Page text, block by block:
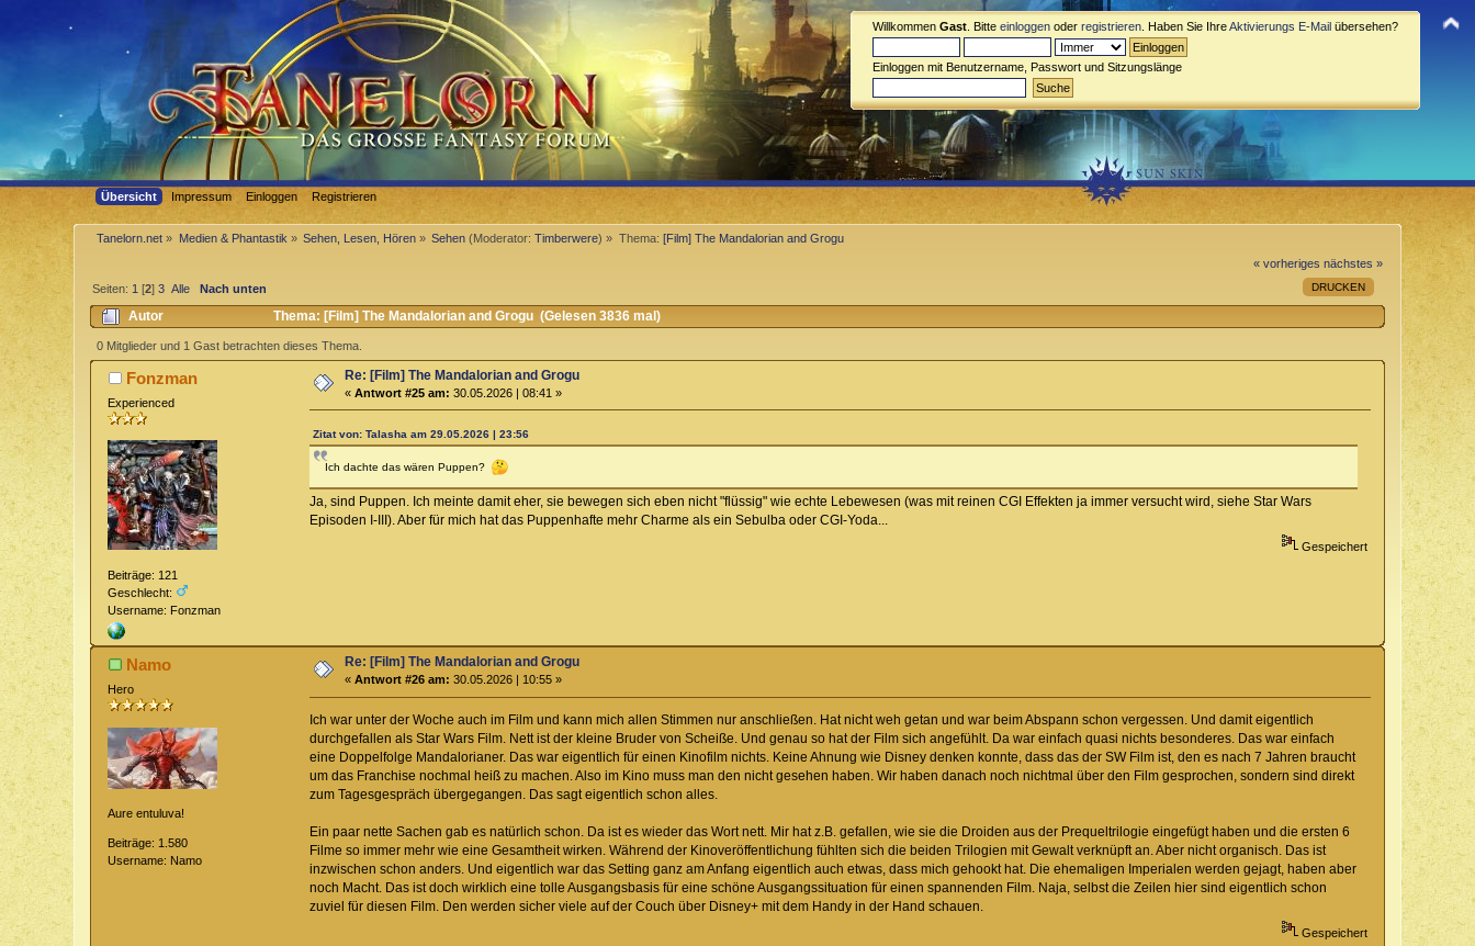
Willkommen Gast . Bitte einloggen oder registrieren . Haben Sie IhreAktivierungs E-Mail übersehen?
Einloggen mit Benutzername, Passwort und Sitzungslänge
Übersicht Impressum Einloggen Registrieren
Tanelorn.net » Medien & Phantastik » Sehen, Lesen, Hören » Sehen (Moderator:Timberwere) » Thema: [Film] The Mandalorian and Grogu
« vorheriges nächstes »
DRUCKEN
Seiten: 1 [2]3 Alle Nach unten
Autor Thema: [Film] The Mandalorian and Grogu (Gelesen 3836 mal)
0 Mitglieder und 1 Gast betrachten dieses Thema.
Fonzman
Experienced
Beiträge: 121
Geschlecht:
Username: Fonzman
Re: [Film] The Mandalorian and Grogu
«Antwort #25 am: 30.05.2026 | 08:41 »
Zitat von: Talasha am 29.05.2026 | 23:56
Ich dachte das wären Puppen?
Ja, sind Puppen. Ich meinte damit eher, sie bewegen sich eben nicht "flüssig" wie echte Lebewesen (was mit reinen CGI Effekten ja immer versucht wird, siehe Star Wars
Episoden I-III). Aber für mich hat das Puppenhafte mehr Charme als ein Sebulba oder CGI-Yoda...
Gespeichert
Namo
Hero
Aure entuluva!
Beiträge: 1.580
Username: Namo
Re: [Film] The Mandalorian and Grogu
«Antwort #26 am: 30.05.2026 | 10:55 »
Ich war unter der Woche auch im Film und kann mich allen Stimmen nur anschließen. Hat nicht weh getan und war beim Abspann schon vergessen. Und damit eigentlich
durchgefallen als Star Wars Film. Nett ist der kleine Bruder von Scheiße. Und genau so hat der Film sich angefühlt. Da war einfach quasi nichts besonderes. Das war einfach
eine Doppelfolge Mandalorianer. Das war eigentlich für einen Kinofilm nichts. Keine Ahnung wie Disney denken konnte, dass das der SW Film ist, den es nach 7 Jahren braucht
um das Franchise nochmal heiß zu machen. Also im Kino muss man den nicht gesehen haben. Wir haben danach noch nichtmal über den Film gesprochen, sondern sind direkt
zum Tagesgespräch übergegangen. Das sagt eigentlich schon alles.
Ein paar nette Sachen gab es natürlich schon. Da ist es wieder das Wort nett. Mir hat z.B. gefallen, wie sie die Droiden aus der Prequeltrilogie eingefügt haben und die ersten 6
Filme so immer mehr wie eine Gesamtheit wirken. Während der Kinoveröffentlichung fühlten sich die beiden Trilogien mit Gewalt verknüpft an. Aber nicht organisch. Das ist
inzwischen schon anders. Und eigentlich war das Setting ganz am Anfang eigentlich auch etwas, dass mich gehookt hat. Die ehemaligen Imperialen werden gejagt, haben aber
noch Macht. Das ist doch wirklich eine tolle Ausgangsbasis für eine schöne Ausgangssituation für einen spannenden Film. Naja, selbst die Zeilen hier sind eigentlich schon
zuviel für diesen Film. Den werden sicher viele auf der Couch über Disney+ mit dem Handy in der Hand schauen.
Gespeichert